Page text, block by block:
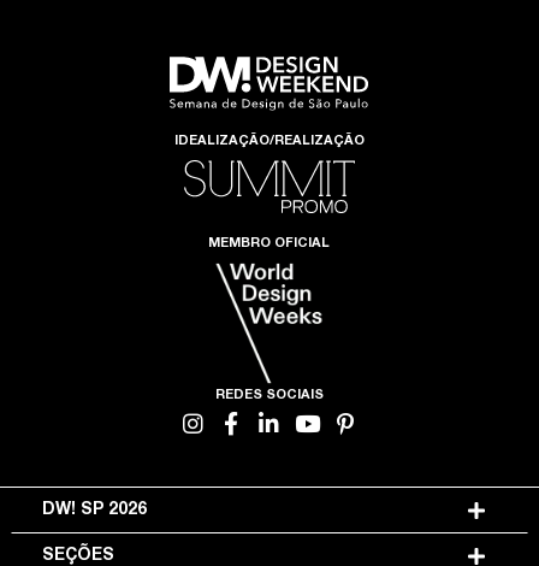
IDEALIZAÇÃO/REALIZAÇÃO
MEMBRO OFICIAL
REDES SOCIAIS
DW! SP 2026
SEÇÕES